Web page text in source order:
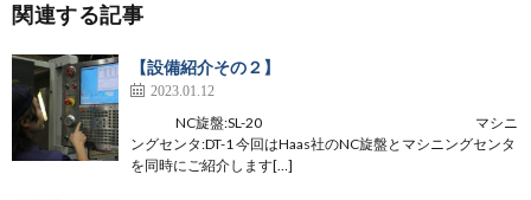
関連する記事
【設備紹介その２】
2023.01.12
NC旋盤:SL-20 マシニ
ングセンタ:DT-1 今回はHaas社のNC旋盤とマシニングセンタ
を同時にご紹介します[…]